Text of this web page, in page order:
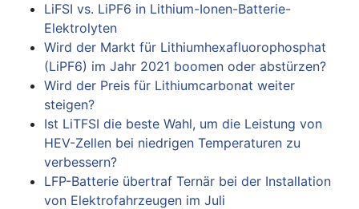
LiFSI vs. LiPF6 in Lithium-Ionen-Batterie-
Elektrolyten
Wird der Markt für Lithiumhexafluorophosphat
(LiPF6) im Jahr 2021 boomen oder abstürzen?
Wird der Preis für Lithiumcarbonat weiter
steigen?
Ist LiTFSI die beste Wahl, um die Leistung von
HEV-Zellen bei niedrigen Temperaturen zu
verbessern?
LFP-Batterie übertraf Ternär bei der Installation
von Elektrofahrzeugen im Juli